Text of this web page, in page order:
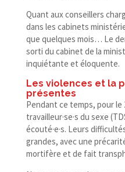
Quant aux conseillers
dans les cabinets
que quelques mois… Le
sorti du cabinet de la
inquiétante et éloquente.
Les violences et la
présentes
Pendant ce temps, pour le
travailleur·se·s du sexe
écouté·e·s. Leurs
grandes, avec une
mortifère et de fait